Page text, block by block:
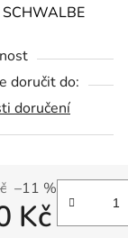
SCHWALBE
doručit do:
doručení
–11 %
Kč